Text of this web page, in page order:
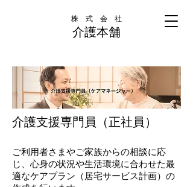
株 式 会 社
介護本舗
介護支援専門員（正社員）
ご利用者さまやご家族からの相談に応
じ、心身の状況や生活環境に合わせた最
適なケアプラン（居宅サービス計画）の